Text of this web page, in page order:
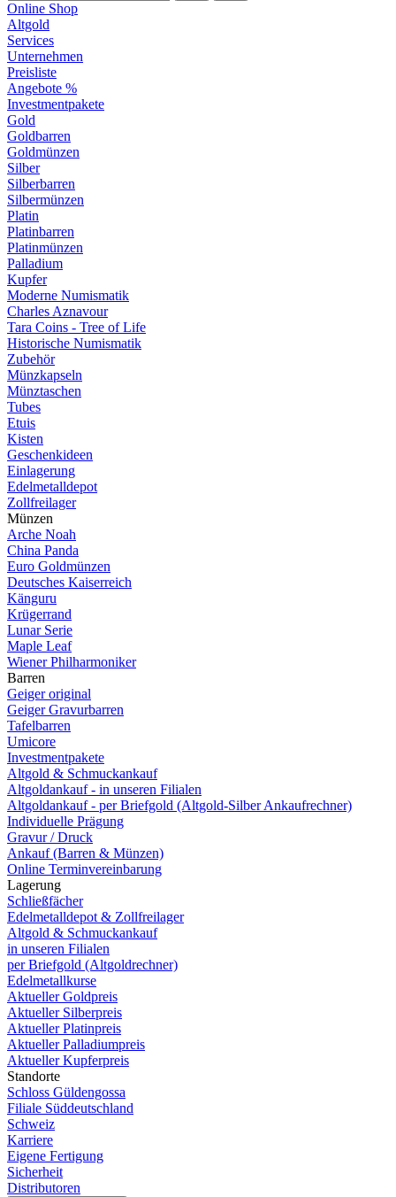
Online Shop
Altgold
Services
Unternehmen
Preisliste
Angebote %
Investmentpakete
Gold
Goldbarren
Goldmünzen
Silber
Silberbarren
Silbermünzen
Platin
Platinbarren
Platinmünzen
Palladium
Kupfer
Moderne Numismatik
Charles Aznavour
Tara Coins - Tree of Life
Historische Numismatik
Zubehör
Münzkapseln
Münztaschen
Tubes
Etuis
Kisten
Geschenkideen
Einlagerung
Edelmetalldepot
Zollfreilager
Münzen
Arche Noah
China Panda
Euro Goldmünzen
Deutsches Kaiserreich
Känguru
Krügerrand
Lunar Serie
Maple Leaf
Wiener Philharmoniker
Barren
Geiger original
Geiger Gravurbarren
Tafelbarren
Umicore
Investmentpakete
Altgold & Schmuckankauf
Altgoldankauf - in unseren Filialen
Altgoldankauf - per Briefgold (Altgold-Silber Ankaufrechner)
Individuelle Prägung
Gravur / Druck
Ankauf (Barren & Münzen)
Online Terminvereinbarung
Lagerung
Schließfächer
Edelmetalldepot & Zollfreilager
Altgold & Schmuckankauf
in unseren Filialen
per Briefgold (Altgoldrechner)
Edelmetallkurse
Aktueller Goldpreis
Aktueller Silberpreis
Aktueller Platinpreis
Aktueller Palladiumpreis
Aktueller Kupferpreis
Standorte
Schloss Güldengossa
Filiale Süddeutschland
Schweiz
Karriere
Eigene Fertigung
Sicherheit
Distributoren